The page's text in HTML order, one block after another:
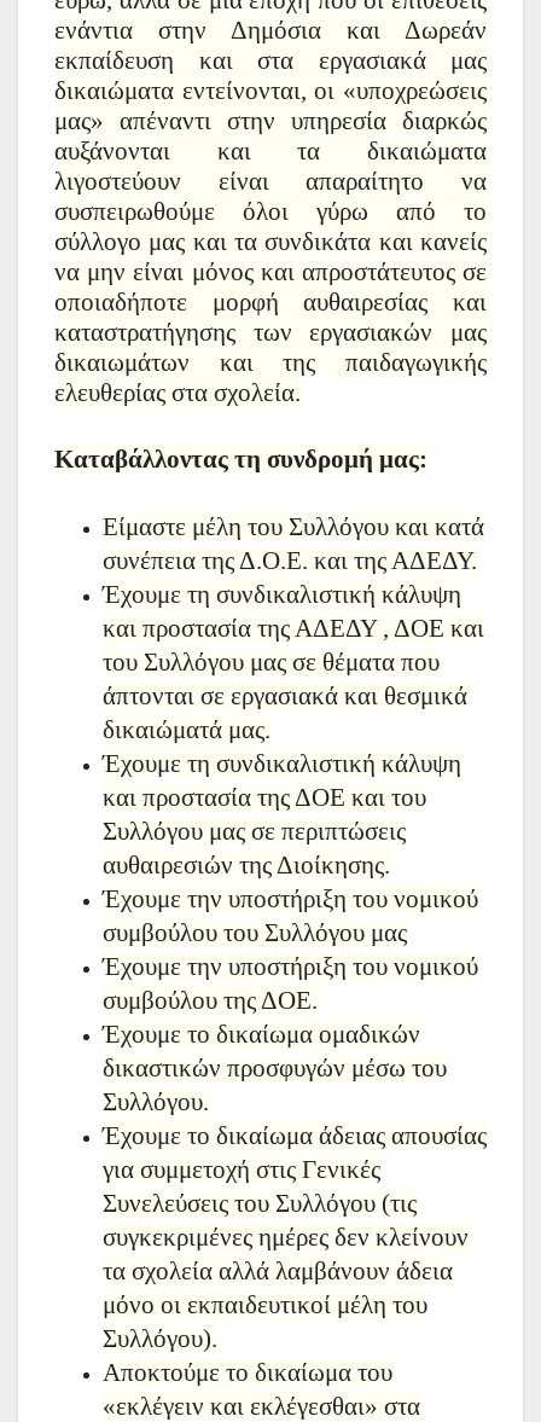
ενάντια στην Δημόσια και Δωρεάν
εκπαίδευση και στα εργασιακά μας
δικαιώματα εντείνονται, οι «υποχρεώσεις
μας» απέναντι στην υπηρεσία διαρκώς
αυξάνονται και τα δικαιώματα
λιγοστεύουν είναι απαραίτητο να
συσπειρωθούμε όλοι γύρω από το
σύλλογο μας και τα συνδικάτα και κανείς
να μην είναι μόνος και απροστάτευτος σε
οποιαδήποτε μορφή αυθαιρεσίας και
καταστρατήγησης των εργασιακών μας
δικαιωμάτων και της παιδαγωγικής
ελευθερίας στα σχολεία.
Καταβάλλοντας τη συνδρομή μας:
Είμαστε μέλη του Συλλόγου και κατά
συνέπεια της Δ.Ο.Ε. και της ΑΔΕΔΥ.
Έχουμε τη συνδικαλιστική κάλυψη
και προστασία της ΑΔΕΔΥ , ΔΟΕ και
του Συλλόγου μας σε θέματα που
άπτονται σε εργασιακά και θεσμικά
δικαιώματά μας.
Έχουμε τη συνδικαλιστική κάλυψη
και προστασία της ΔΟΕ και του
Συλλόγου μας σε περιπτώσεις
αυθαιρεσιών της Διοίκησης.
Έχουμε την υποστήριξη του νομικού
συμβούλου του Συλλόγου μας
Έχουμε την υποστήριξη του νομικού
συμβούλου της ΔΟΕ.
Έχουμε το δικαίωμα ομαδικών
δικαστικών προσφυγών μέσω του
Συλλόγου.
Έχουμε το δικαίωμα άδειας απουσίας
για συμμετοχή στις Γενικές
Συνελεύσεις του Συλλόγου (τις
συγκεκριμένες ημέρες δεν κλείνουν
τα σχολεία αλλά λαμβάνουν άδεια
μόνο οι εκπαιδευτικοί μέλη του
Συλλόγου).
Αποκτούμε το δικαίωμα του
«εκλέγειν και εκλέγεσθαι» στα